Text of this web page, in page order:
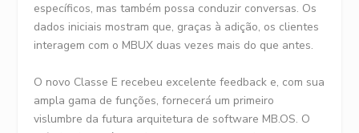
específicos, mas também possa conduzir conversas. Os
dados iniciais mostram que, graças à adição, os clientes
interagem com o MBUX duas vezes mais do que antes.
O novo Classe E recebeu excelente feedback e, com sua
ampla gama de funções, fornecerá um primeiro
vislumbre da futura arquitetura de software MB.OS. O